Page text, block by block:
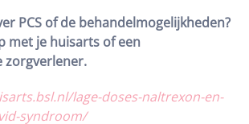
PCS of de behandelmogelijkheden?
met je huisarts of een
zorgverlener.
lage-doses-naltrexon-en-
syndroom/